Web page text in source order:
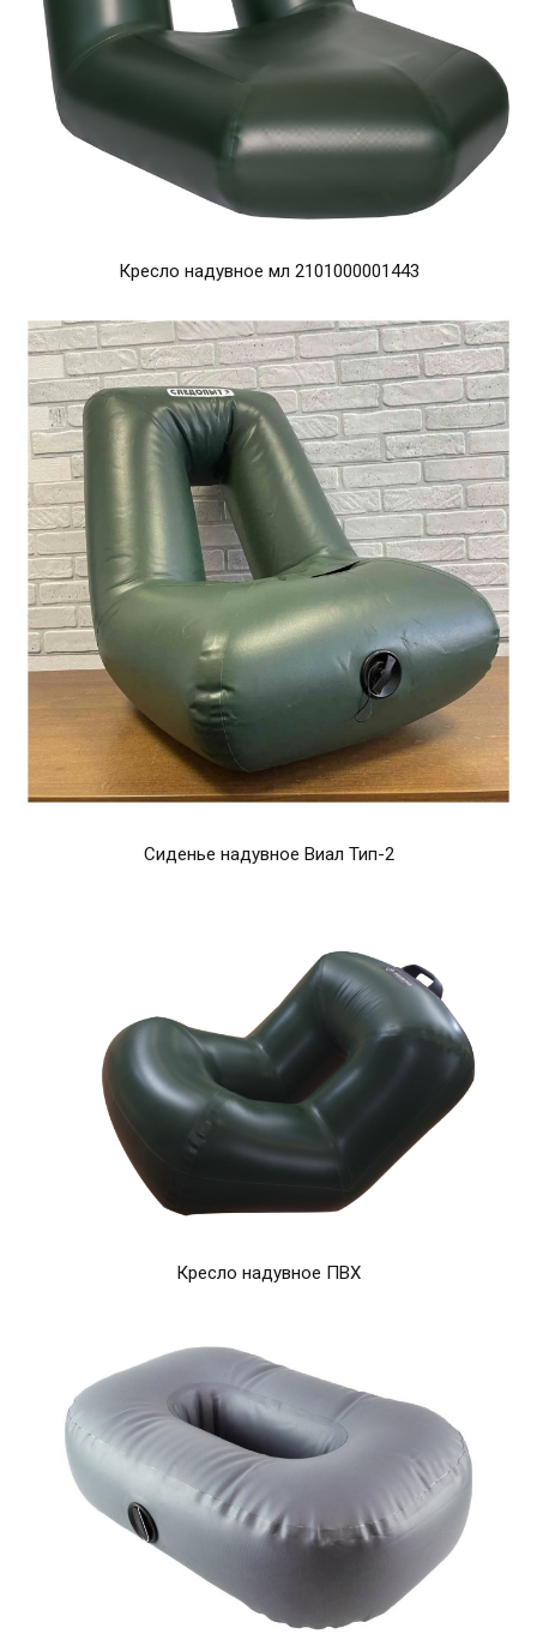
Кресло надувное мл 2101000001443
Сиденье надувное Виал Тип-2
Кресло надувное ПВХ